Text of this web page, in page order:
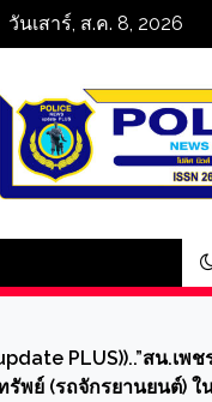
วันเสาร์, ส.ค. 8, 2026
เดลี่อ
PLUS))..”สน.เพช
พย์ (รถจักรยานยนต์) ใ